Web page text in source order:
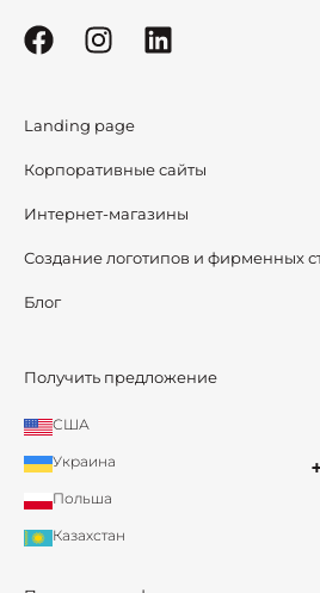
Landing page
Корпоративные сайты
Интернет-магазины
Создание логотипов и фирменных
Блог
Получить предложение
США
Украина
Польша
Казахстан